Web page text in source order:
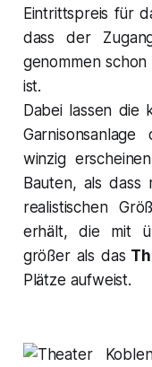
Eintrittspreis für
dass der
genommen
ist.
Dabei lassen die
winzig
Bauten, als dass
realistischen
erhält, die mit
größer als das
Plätze aufweist.